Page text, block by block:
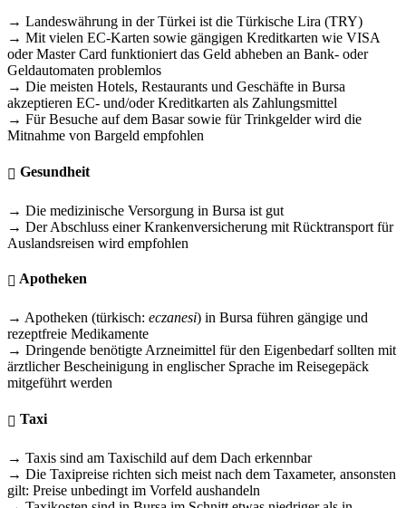
→ Landeswährung in der Türkei ist die Türkische Lira (TRY)
→ Mit vielen EC-Karten sowie gängigen Kreditkarten wie VISA
oder Master Card funktioniert das Geld abheben an Bank- oder
Geldautomaten problemlos
→ Die meisten Hotels, Restaurants und Geschäfte in Bursa
akzeptieren EC- und/oder Kreditkarten als Zahlungsmittel
→ Für Besuche auf dem Basar sowie für Trinkgelder wird die
Mitnahme von Bargeld empfohlen
Gesundheit
→ Die medizinische Versorgung in Bursa ist gut
→ Der Abschluss einer Krankenversicherung mit Rücktransport für
Auslandsreisen wird empfohlen
Apotheken
→ Apotheken (türkisch: eczanesi) in Bursa führen gängige und
rezeptfreie Medikamente
→ Dringende benötigte Arzneimittel für den Eigenbedarf sollten mit
ärztlicher Bescheinigung in englischer Sprache im Reisegepäck
mitgeführt werden
Taxi
→ Taxis sind am Taxischild auf dem Dach erkennbar
→ Die Taxipreise richten sich meist nach dem Taxameter, ansonsten
gilt: Preise unbedingt im Vorfeld aushandeln